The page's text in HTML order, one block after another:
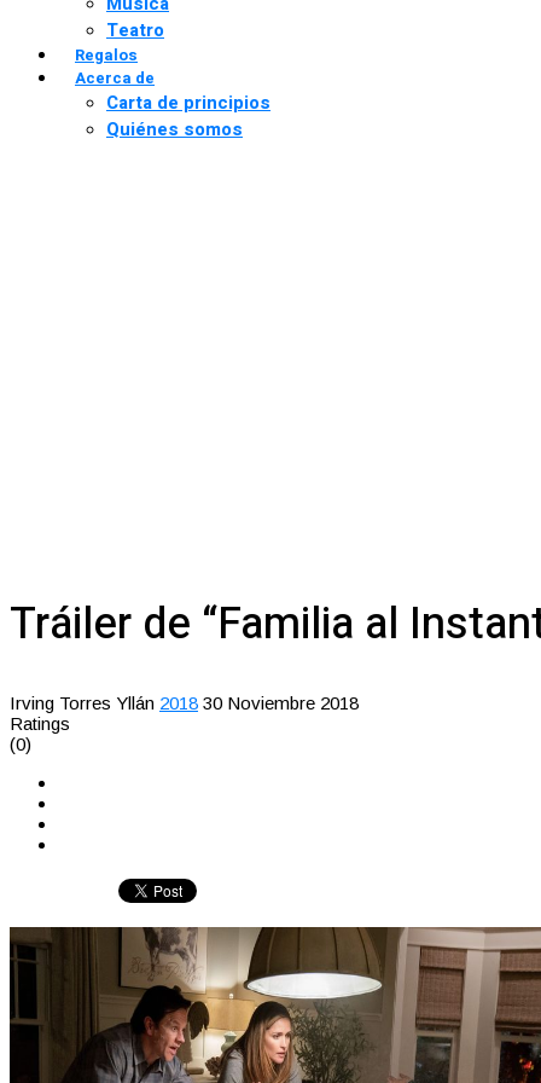
Teatro
Regalos
Acerca de
Carta de principios
Quiénes somos
Tráiler de “Familia al
Irving Torres Yllán 2018 30 Noviembre 2018
Ratings
(0)